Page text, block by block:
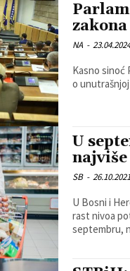
NA -
Kasno sinoć
o
U
SB - 26.10.2021
U Bosni i
rast nivoa
septembru,